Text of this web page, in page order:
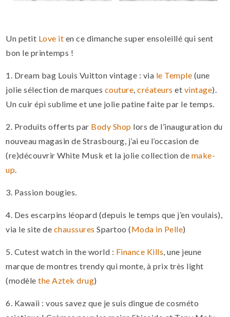
Un petit Love it en ce dimanche super ensoleillé qui sent
bon le printemps !
1. Dream bag Louis Vuitton vintage : via le Temple (une
jolie sélection de marques couture,créateurset vintage).
Un cuir épi sublime et une jolie patine faite par le temps.
2. Produits offerts par Body Shop lors de l’inauguration du
nouveau magasin de Strasbourg, j’ai eu l’occasion de
(re)découvrir White Musk et la jolie collection de make-
up.
3. Passion bougies.
4. Des escarpins léopard (depuis le temps que j’en voulais),
via le site de chaussuresSpartoo (Moda in Pelle)
5. Cutest watch in the world : Finance Kills, une jeune
marque de montres trendy qui monte, à prix très light
(modèlethe Aztek drug)
6. Kawaii : vous savez que je suis dingue de cosméto